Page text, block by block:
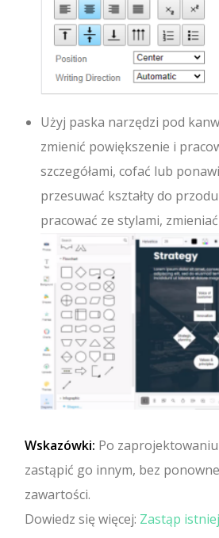
Użyj paska narzędzi pod
zmienić powiększenie i
szczegółami, cofać lub
przesuwać kształty do
pracować ze stylami,
Wskazówki: Po
zastąpić go innym, bez
zawartości.
Dowiedz się więcej: Zastąp